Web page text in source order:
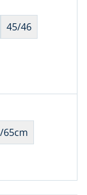
45/46
65cm